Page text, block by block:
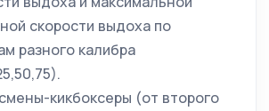
скорости выдоха по
разного калибра
кикбоксеры (от второго